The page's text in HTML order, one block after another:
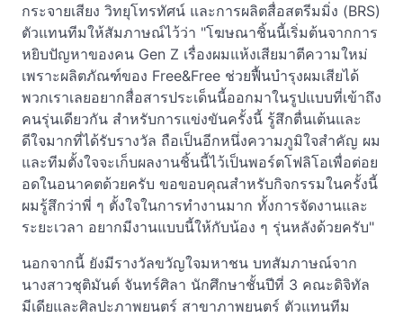
กระจายเสียง วิทยุโทรทัศน์ และการผลิตสื่อสตรีมมิ่ง (BRS)
ตัวแทนทีมให้สัมภาษณ์ไว้ว่า "โฆษณาชิ้นนี้เริ่มต้นจากการ
หยิบปัญหาของคน Gen Z เรื่องผมแห้งเสียมาตีความใหม่
เพราะผลิตภัณฑ์ของ Free&Free ช่วยฟื้นบำรุงผมเสียได้
พวกเราเลยอยากสื่อสารประเด็นนี้ออกมาในรูปแบบที่เข้าถึง
คนรุ่นเดียวกัน สำหรับการแข่งขันครั้งนี้ รู้สึกตื่นเต้นและ
ดีใจมากที่ได้รับรางวัล ถือเป็นอีกหนึ่งความภูมิใจสำคัญ ผม
และทีมตั้งใจจะเก็บผลงานชิ้นนี้ไว้เป็นพอร์ตโฟลิโอเพื่อต่อย
อดในอนาคตด้วยครับ ขอขอบคุณสำหรับกิจกรรมในครั้งนี้
ผมรู้สึกว่าพี่ ๆ ตั้งใจในการทำงานมาก ทั้งการจัดงานและ
ระยะเวลา อยากมีงานแบบนี้ให้กับน้อง ๆ รุ่นหลังด้วยครับ"
นอกจากนี้ ยังมีรางวัลขวัญใจมหาชน บทสัมภาษณ์จาก
นางสาวชุติมันต์ จันทร์ศิลา นักศึกษาชั้นปีที่ 3 คณะดิจิทัล
มีเดียและศิลปะภาพยนตร์ สาขาภาพยนตร์ ตัวแทนทีม